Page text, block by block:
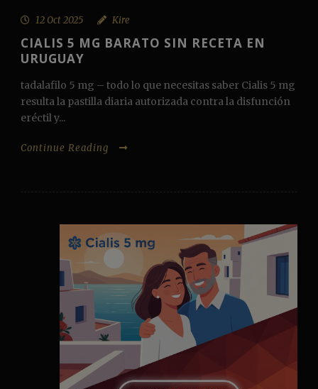
12 Oct 2025 Kire
CIALIS 5 MG BARATO SIN RECETA EN
URUGUAY
tadalafilo 5 mg – todo lo que necesitas saber Cialis 5 mg
resulta la pastilla diaria autorizada contra la disfunción
eréctil y...
Continue Reading